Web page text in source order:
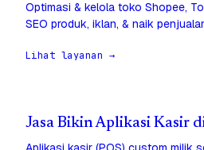
Optimasi & kelola toko Shopee,
SEO produk, iklan, & naik
Lihat layanan →
Jasa Bikin Aplikasi Kasir